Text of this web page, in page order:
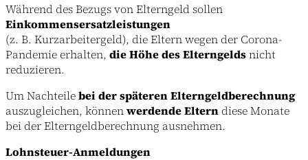
Während des Bezugs von Elterngeld sollen
Einkommensersatzleistungen
(z. B. Kurzarbeitergeld), die Eltern wegen der Corona-
Pandemie erhalten, die Höhe des Elterngeldsnicht
reduzieren.
Um Nachteilebei der späteren Elterngeldberechnung
auszugleichen, könnenwerdende Eltern diese Monate
bei der Elterngeldberechnung ausnehmen.
Lohnsteuer-Anmeldungen